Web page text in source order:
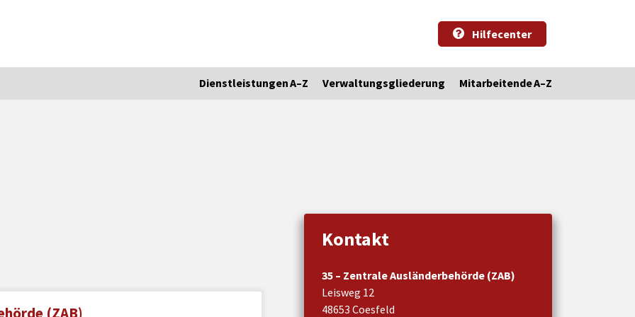
Hilfecenter
Dienstleistungen A–Z Verwaltungsgliederung Mitarbeitende A–Z
(ZAB)
Kontakt
35 – Zentrale Ausländerbehörde (ZAB)
Leisweg 12
48653 Coesfeld